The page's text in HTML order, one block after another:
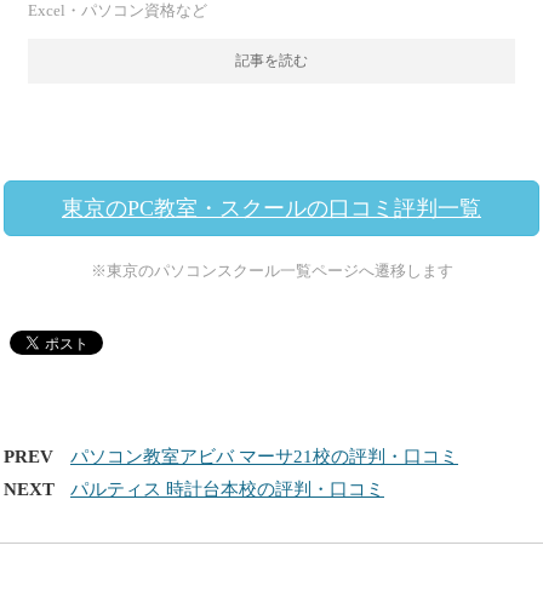
Excel・パソコン資格など
記事を読む
東京のPC教室・スクールの口コミ評判一覧
※東京のパソコンスクール一覧ページへ遷移します
PREV
パソコン教室アビバ マーサ21校の評判・口コミ
NEXT
パルティス 時計台本校の評判・口コミ